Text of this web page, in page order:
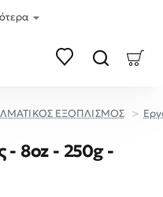
ΕΞΟΠΛΙΣΜΟΣ
- 8oz - 250g -